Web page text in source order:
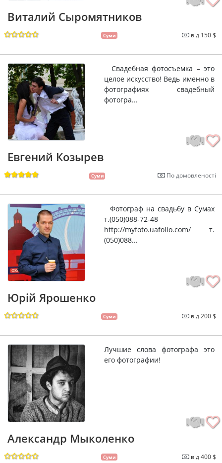
Виталий Сыромятников
Суми від 150 $
Свадебная фотосъемка – это
целое искусство! Ведь именно в
фотографиях свадебный
фотогра...
Евгений Козырев
Суми По домовленості
Фотограф на свадьбу в Сумах
т.(050)088-72-48
http://myfoto.uafolio.com/ т.
(050)088...
Юрій Ярошенко
Суми від 200 $
Лучшие слова фотографа это
его фотографии!
Александр Мыколенко
Суми від 400 $